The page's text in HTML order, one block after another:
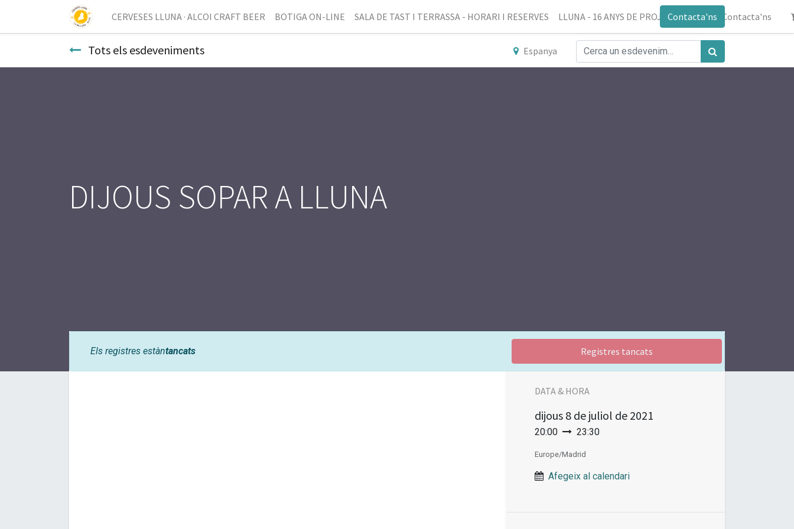
CERVESES LLUNA · ALCOI CRAFT BEER BOTIGA ON-LINE SALA DE TAST I TERRASSA - HORARI I RESERVES LLUNA - 16 ANYS DE PROJECTE Blog Contacta'ns
Contacta'ns
Tots els esdeveniments Espanya
DIJOUS SOPAR A LLUNA
Els registres estàntancats Registres tancats
DATA & HORA
dijous 8 de juliol de 2021
20:00 23:30
Europe/Madrid
Afegeix al calendari